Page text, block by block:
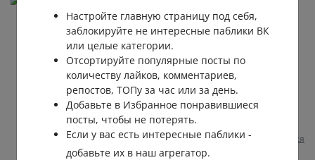
Максимально против 🤮🤮🤮🤮🤮🤮🤮🤮🤮 А мы
разве перестали быть светским государством пр
конституции, чтобы рпц решало такие важные
вопросы?? Нехорошо будет, если все массово в
Китай будут переезжать, М-да. Есть религиозные
люди, рады за них, но не все же верят, не
забываем, что у нас советское государство, и в
ссср религии почти не было. Что-то с памятью??
1 месяц назад 0 0 Отвечать Пожаловаться
Настройте главную страницу под себя,
заблокируйте не интересные паблики ВК
или целые категории.
Отсортируйте популярные посты по
количеству лайков, комментариев,
репостов, ТОПу за час или за день.
Добавьте в Избранное понравившиеся
посты, чтобы не потерять.
Если у вас есть интересные паблики -
добавьте их в наш агрегатор.